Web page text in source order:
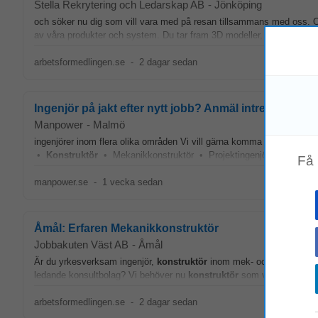
Stella Rekrytering och Ledarskap AB - Jönköping
och söker nu dig som vill vara med på resan tillsammans med oss.
av våra produkter och system. Du tar fram 3D modeller, ritningar och
arbetsformedlingen.se - 2 dagar sedan
Ingenjör på jakt efter nytt jobb? Anmäl intresse här!
Manpower - Malmö
ingenjörer inom flera olika områden Vi vill gärna komma i kontakt
• Konstruktör • Mekanikkonstruktör • Projektingenjör •
manpower.se - 1 vecka sedan
Åmål: Erfaren Mekanikkonstruktör
Jobbakuten Väst AB - Åmål
Är du yrkesverksam ingenjör, konstruktör inom mek- och
ledande konsultbolag? Vi behöver nu konstruktör som vill jobba
arbetsformedlingen.se - 2 dagar sedan
Få